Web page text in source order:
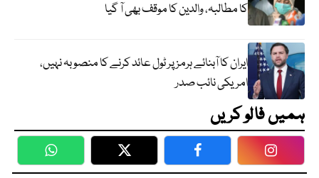
کا مطالبہ، والدین کا موقف بھی آ گیا
ایران کا آبنائے ہرمز پر ٹول عائد کرنے کا منصوبہ نہیں،
امریکی نائب صدر
ہمیں فالو کریں
WhatsApp Twitter Facebook